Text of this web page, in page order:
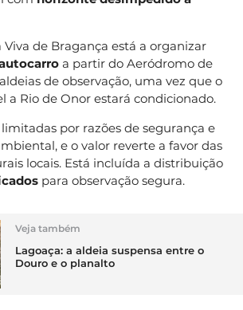
de Bragança está a organizar
a partir do Aeródromo de
de observação, uma vez que o
a Rio de Onor estará condicionado.
limitadas por razões de segurança e
e o valor reverte a favor das
locais. Está incluída a distribuição
para observação segura.
Veja também
Lagoaça: a aldeia suspensa entre o
Douro e o planalto